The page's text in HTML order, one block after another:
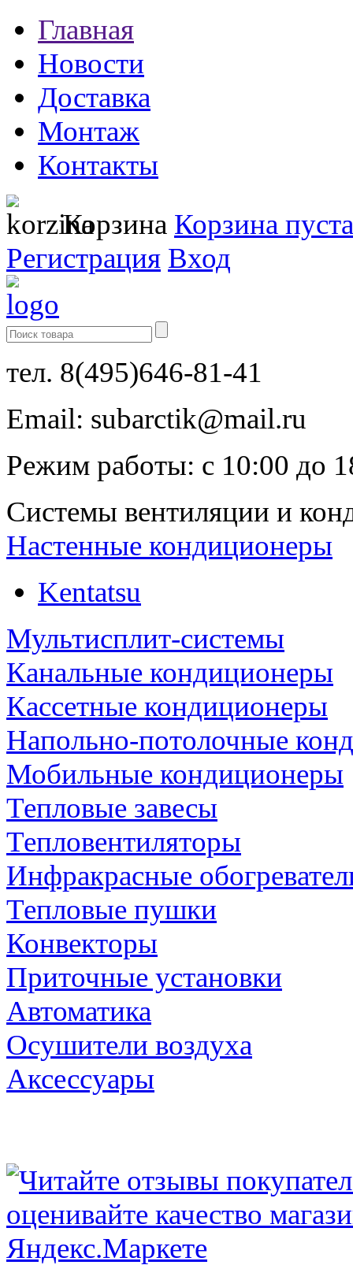
Главная
Новости
Доставка
Монтаж
Контакты
Корзина Корзина пуста
Регистрация Вход
тел. 8(495)646-81-41
Email: subarctik@mail.ru
Режим работы: с 10:00 до
Системы вентиляции и
Настенные кондиционеры
Kentatsu
Мультисплит-системы
Канальные кондиционеры
Кассетные кондиционеры
Напольно-потолочные
Мобильные кондиционеры
Тепловые завесы
Тепловентиляторы
Инфракрасные
Тепловые пушки
Конвекторы
Приточные установки
Автоматика
Осушители воздуха
Аксессуары